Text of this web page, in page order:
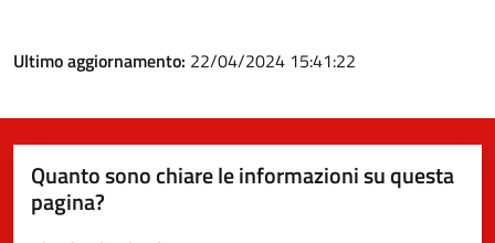
Ultimo aggiornamento: 22/04/2024 15:41:22
Quanto sono chiare le informazioni su questa
pagina?